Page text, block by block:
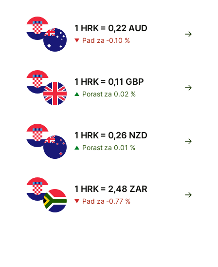
1 HRK = 0,22 AUD
Pad za -0.10 %
1 HRK = 0,11 GBP
Porast za 0.02 %
1 HRK = 0,26 NZD
Porast za 0.01 %
1 HRK = 2,48 ZAR
Pad za -0.77 %